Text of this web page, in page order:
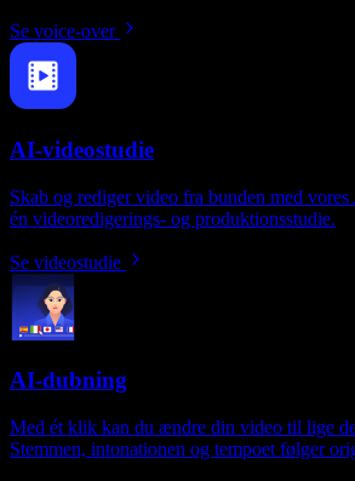
Se voice-over
AI-videostudie
Skab og rediger video fra bunden med
én videoredigerings- og produktionsstudie.
Se videostudie
AI-dubning
Med ét klik kan du ændre din video til lige
Stemmen, intonationen og tempoet følger